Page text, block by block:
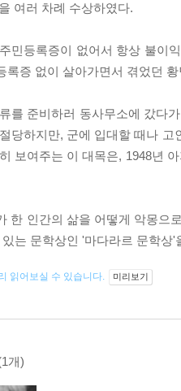
여러 차례 수상하였다.
민등록증이 없어서 항상 불이
록증 없이 살아가면서 겪었던
를 준비하러 동사무소에 갔다
당하지만, 군에 입대할 때나
보여주는 이 대목은, 1948년
한 인간의 삶을 어떻게 악몽으
는 문학상인 '마다라르 문학상'
읽어보실 수 있습니다. 미리보기
개)